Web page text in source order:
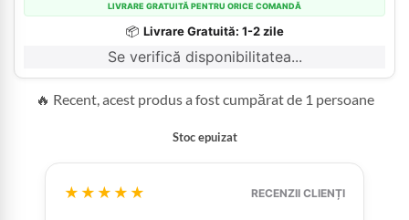
LIVRARE GRATUITĂ PENTRU ORICE COMANDĂ
📦 Livrare Gratuită: 1-2 zile
Se verifică disponibilitatea...
🔥 Recent, acest produs a fost cumpărat de 1 persoane
Stoc epuizat
★★★★★ RECENZII CLIENȚI